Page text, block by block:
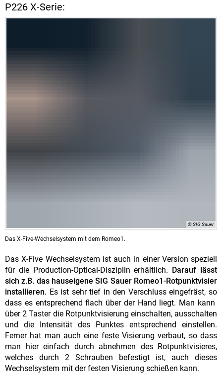
P226 X-Serie:
© SIG Sauer
Das X-Five-Wechselsystem mit dem Romeo1.
Das X-Five Wechselsystem ist auch in einer Version speziell
für die Production-Optical-Disziplin erhältlich.
Darauf lässt
sich z.B. das hauseigene SIG Sauer Romeo1-Rotpunktvisier
installieren. Es ist sehr tief in den Verschluss eingefräst, so
dass es entsprechend flach über der Hand liegt. Man kann
über 2 Taster die Rotpunktvisierung einschalten, ausschalten
und die Intensität des Punktes entsprechend einstellen.
Ferner hat man auch eine feste Visierung verbaut, so dass
man hier einfach durch abnehmen des Rotpunktvisieres,
welches durch 2 Schrauben befestigt ist, auch dieses
Wechselsystem mit der festen Visierung schießen kann.